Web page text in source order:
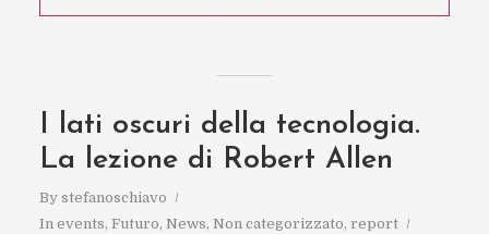
I lati oscuri della tecnologia.
La lezione di Robert Allen
By stefanoschiavo
In events, Futuro, News, Non categorizzato, report